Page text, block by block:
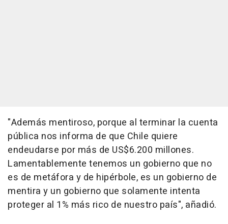
"Además mentiroso, porque al terminar la cuenta
pública nos informa de que Chile quiere
endeudarse por más de US$6.200 millones.
Lamentablemente tenemos un gobierno que no
es de metáfora y de hipérbole, es un gobierno de
mentira y un gobierno que solamente intenta
proteger al 1% más rico de nuestro país", añadió.